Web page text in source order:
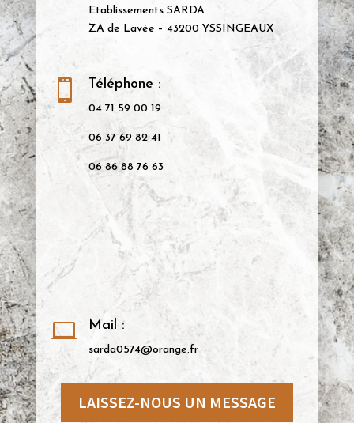
Etablissements SARDA
ZA de Lavée – 43200 YSSINGEAUX
 Téléphone :
04 71 59 00 19
06 37 69 82 41
06 86 88 76 63
 Mail :
sarda0574@orange.fr
LAISSEZ-NOUS UN MESSAGE